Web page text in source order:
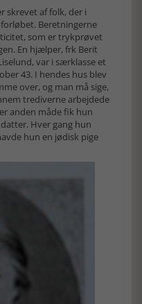
skrevet af folk, der i
Beretningerne
som er trykprøvet
En hjælper, frk Berit
var i særklasse et
43. I hendes hus blev
over, og man må sige,
trediverne arbejdede
anden måde fik hun
Hver gang hun
hun en jødisk pige